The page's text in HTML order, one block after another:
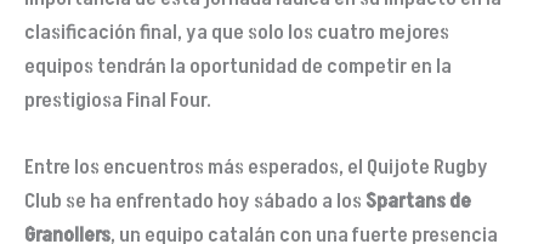
clasificación final, ya que solo los cuatro mejores
equipos tendrán la oportunidad de competir en la
prestigiosa Final Four.
Entre los encuentros más esperados, el Quijote Rugby
Club se ha enfrentado hoy sábado a los Spartansde
Granollers, un equipo catalán con una fuerte presencia